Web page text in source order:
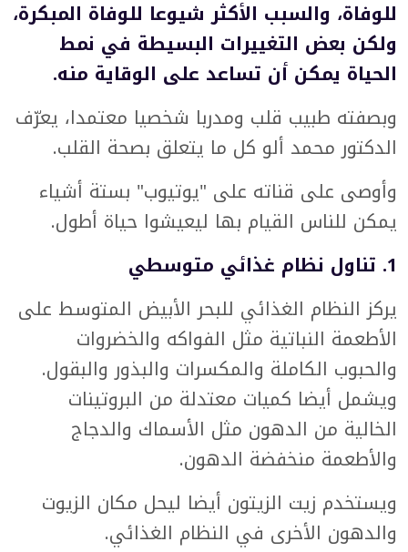
للوفاة، والسبب الأكثر شيوعا للوفاة المبكرة،
ولكن بعض التغييرات البسيطة في نمط
الحياة يمكن أن تساعد على الوقاية منه.
وبصفته طبيب قلب ومدربا شخصيا معتمدا، يعرّف
الدكتور محمد ألو كل ما يتعلق بصحة القلب.
وأوصى على قناته على "يوتيوب" بستة أشياء
يمكن للناس القيام بها ليعيشوا حياة أطول.
1. تناول نظام غذائي متوسطي
يركز النظام الغذائي للبحر الأبيض المتوسط على
الأطعمة النباتية مثل الفواكه والخضروات
والحبوب الكاملة والمكسرات والبذور والبقول.
ويشمل أيضا كميات معتدلة من البروتينات
الخالية من الدهون مثل الأسماك والدجاج
والأطعمة منخفضة الدهون.
ويستخدم زيت الزيتون أيضا ليحل مكان الزيوت
والدهون الأخرى في النظام الغذائي.